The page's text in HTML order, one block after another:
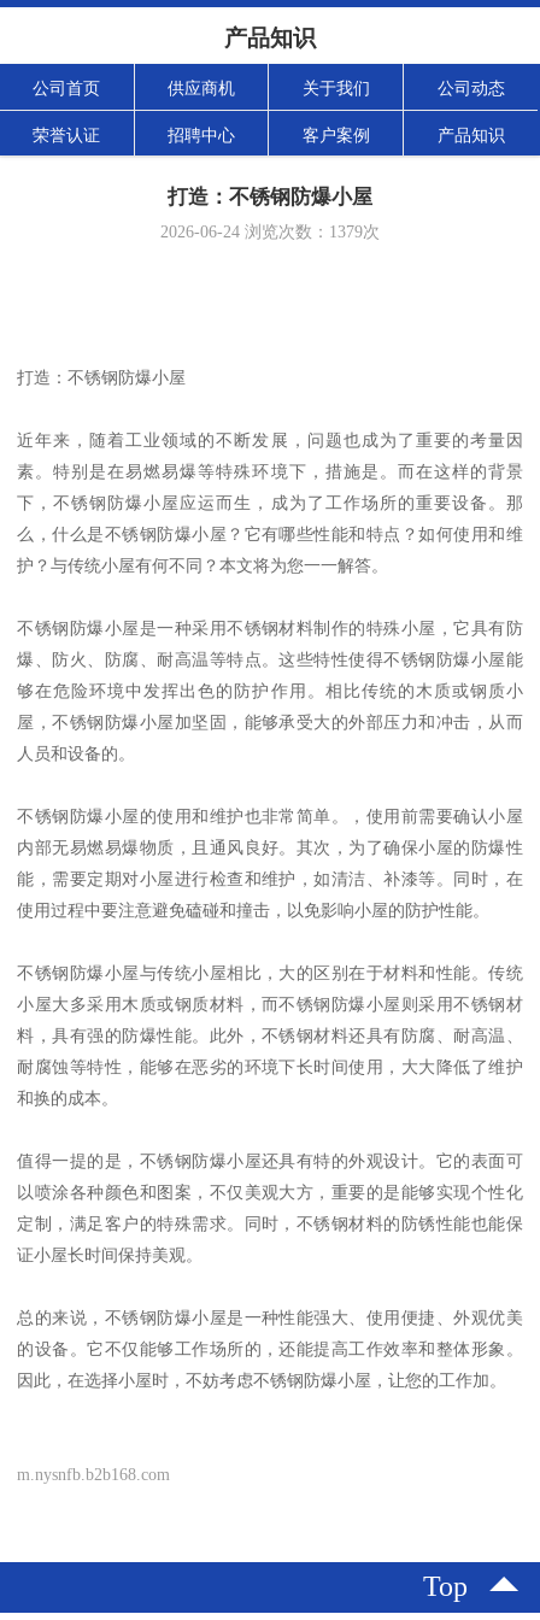
产品知识
公司首页 供应商机 关于我们 公司动态
荣誉认证 招聘中心 客户案例 产品知识
打造：不锈钢防爆小屋
2026-06-24 浏览次数： 1379次
打造：不锈钢防爆小屋
近年来，随着工业领域的不断发展，问题也成为了重要的考量因
素。特别是在易燃易爆等特殊环境下，措施是。而在这样的背景
下，不锈钢防爆小屋应运而生，成为了工作场所的重要设备。那
么，什么是不锈钢防爆小屋？它有哪些性能和特点？如何使用和维
护？与传统小屋有何不同？本文将为您一一解答。
不锈钢防爆小屋是一种采用不锈钢材料制作的特殊小屋，它具有防
爆、防火、防腐、耐高温等特点。这些特性使得不锈钢防爆小屋能
够在危险环境中发挥出色的防护作用。相比传统的木质或钢质小
屋，不锈钢防爆小屋加坚固，能够承受大的外部压力和冲击，从而
人员和设备的。
不锈钢防爆小屋的使用和维护也非常简单。，使用前需要确认小屋
内部无易燃易爆物质，且通风良好。其次，为了确保小屋的防爆性
能，需要定期对小屋进行检查和维护，如清洁、补漆等。同时，在
使用过程中要注意避免磕碰和撞击，以免影响小屋的防护性能。
不锈钢防爆小屋与传统小屋相比，大的区别在于材料和性能。传统
小屋大多采用木质或钢质材料，而不锈钢防爆小屋则采用不锈钢材
料，具有强的防爆性能。此外，不锈钢材料还具有防腐、耐高温、
耐腐蚀等特性，能够在恶劣的环境下长时间使用，大大降低了维护
和换的成本。
值得一提的是，不锈钢防爆小屋还具有特的外观设计。它的表面可
以喷涂各种颜色和图案，不仅美观大方，重要的是能够实现个性化
定制，满足客户的特殊需求。同时，不锈钢材料的防锈性能也能保
证小屋长时间保持美观。
总的来说，不锈钢防爆小屋是一种性能强大、使用便捷、外观优美
的设备。它不仅能够工作场所的，还能提高工作效率和整体形象。
因此，在选择小屋时，不妨考虑不锈钢防爆小屋，让您的工作加。
m.nysnfb.b2b168.com
Top